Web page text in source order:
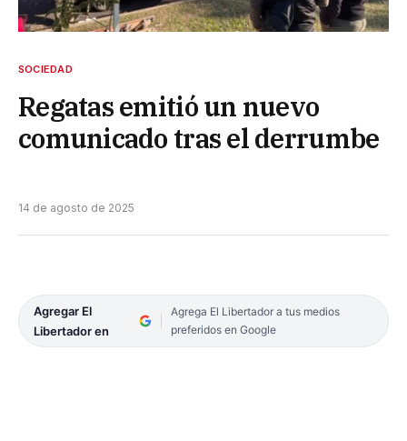
SOCIEDAD
Regatas emitió un nuevo
comunicado tras el derrumbe
14 de agosto de 2025
Agregar El
Libertador en
Agrega El Libertador a tus medios
preferidos en Google